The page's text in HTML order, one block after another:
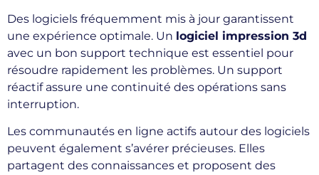
Des logiciels fréquemment mis à jour garantissent
une expérience optimale. Un logiciel impression 3d
avec un bon support technique est essentiel pour
résoudre rapidement les problèmes. Un support
réactif assure une continuité des opérations sans
interruption.
Les communautés en ligne actifs autour des logiciels
peuvent également s’avérer précieuses. Elles
partagent des connaissances et proposent des